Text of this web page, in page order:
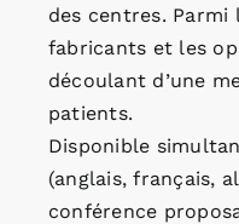
des centres. Parmi
fabricants et les
découlant d’une
patients.
Disponible
(anglais, français,
conférence